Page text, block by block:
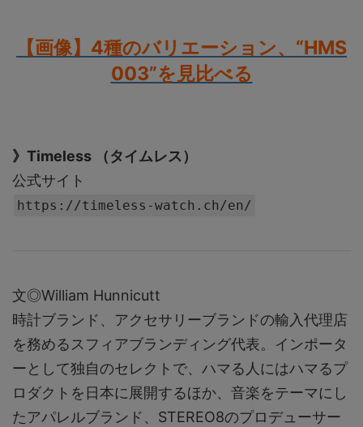
【画像】4種のバリエーション、“HMS
003”を見比べる
》Timeless （タイムレス）
公式サイト
https://timeless-watch.ch/en/
文◎William Hunnicutt
時計ブランド、アクセサリーブランドの輸入代理店
を務めるスフィアブランディング代表。インポータ
ーとして独自のセレクトで、ハマる人にはハマるプ
ロダクトを日本に展開するほか、音楽をテーマにし
たアパレルブランド、STEREO8のプロデューサー